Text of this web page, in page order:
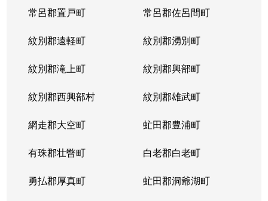
常呂郡置戸町 常呂郡佐呂間町
紋別郡遠軽町 紋別郡湧別町
紋別郡滝上町 紋別郡興部町
紋別郡西興部村 紋別郡雄武町
網走郡大空町 虻田郡豊浦町
有珠郡壮瞥町 白老郡白老町
勇払郡厚真町 虻田郡洞爺湖町